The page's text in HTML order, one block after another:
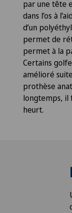
par une tête
dans l’os à
d’un
permet de
permet à la
Certains
amélioré
prothèse
longtemps, il
heurt.